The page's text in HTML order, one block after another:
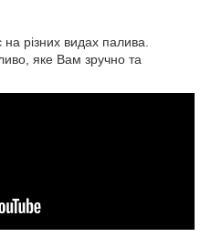
різних видах палива.
яке Вам зручно та